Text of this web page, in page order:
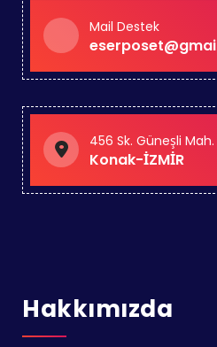
Mail Destek
456 Sk. Güneşli Mah.
Konak-İZMİR
Hakkımızda